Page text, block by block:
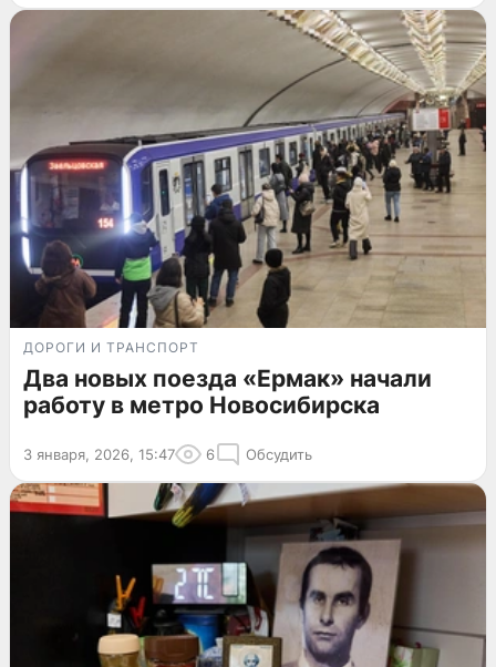
ДОРОГИ И ТРАНСПОРТ
Два новых поезда «Ермак» начали
работу в метро Новосибирска
3 января, 2026, 15:47 6 Обсудить